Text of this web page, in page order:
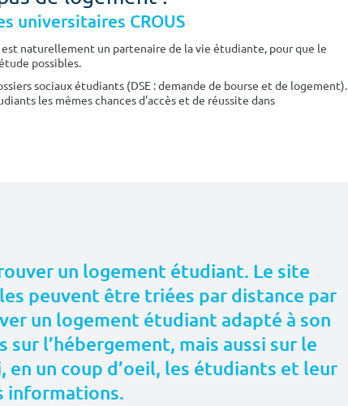
universitaires CROUS
naturellement un partenaire de la vie étudiante, pour que le
possibles.
sociaux étudiants (DSE : demande de bourse et de logement).
les mêmes chances d'accès et de réussite dans
un logement étudiant. Le site
peuvent être triées par distance par
un logement étudiant adapté à son
l’hébergement, mais aussi sur le
un coup d’oeil, les étudiants et leur
informations.